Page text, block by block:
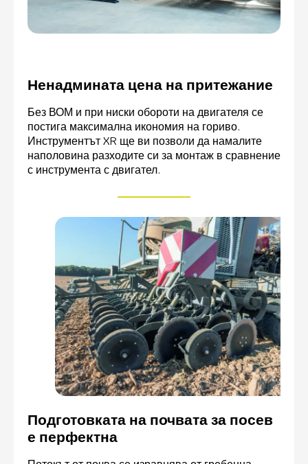
Ненадмината цена на притежание
Без ВОМ и при ниски обороти на двигателя се
постига максимална икономия на гориво.
Инструментът XR ще ви позволи да намалите
наполовина разходите си за монтаж в сравнение
с инструмента с двигател.
Подготовката на почвата за посев
е перфектна